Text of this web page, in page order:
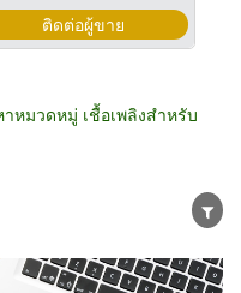
ติดต่อผู้ขาย
หมวดหมู่ เชื้อเพลิงสำหรับ